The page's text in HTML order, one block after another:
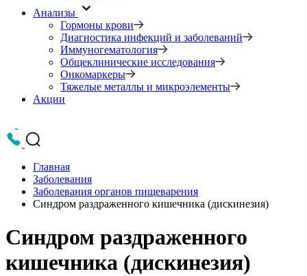
Анализы
Гормоны крови
Диагностика инфекций и заболеваний
Иммуногематология
Общеклинические исследования
Онкомаркеры
Тяжелые металлы и микроэлементы
Акции
Главная
Заболевания
Заболевания органов пищеварения
Синдром раздраженного кишечника (дискинезия)
Синдром раздраженного
кишечника (дискинезия)